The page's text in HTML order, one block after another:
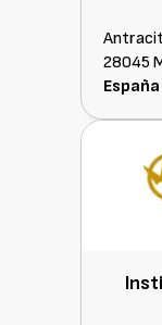
28045
España